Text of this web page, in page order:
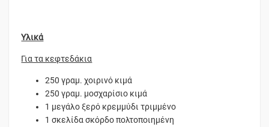
Υλικά
Για τα κεφτεδάκια
250 γραμ. χοιρινό κιμά
250 γραμ. μοσχαρίσιο κιμά
1 μεγάλο ξερό κρεμμύδι τριμμένο
1 σκελίδα σκόρδο πολτοποιημένη